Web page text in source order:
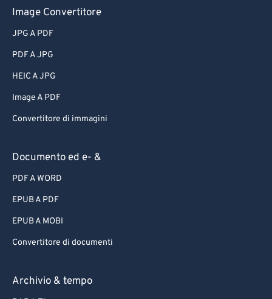
Image Convertitore
JPG A PDF
PDF A JPG
HEIC A JPG
Image A PDF
Convertitore di immagini
Documento ed e- &
PDF A WORD
EPUB A PDF
EPUB A MOBI
Convertitore di documenti
Archivio & tempo